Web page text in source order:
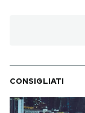
CONSIGLIATI